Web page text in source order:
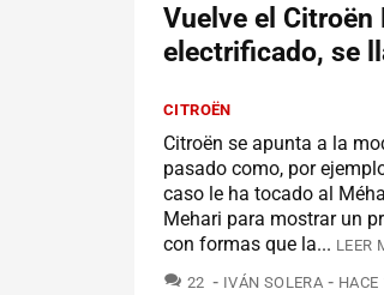
Vuelve el Citroën
electrificado, se
CITROËN
Citroën se apunta a la
pasado como, por
caso le ha tocado al
Mehari para mostrar un
con formas que la... LEER
22 COMENTARIOS
IVÁN SOLERA HACE